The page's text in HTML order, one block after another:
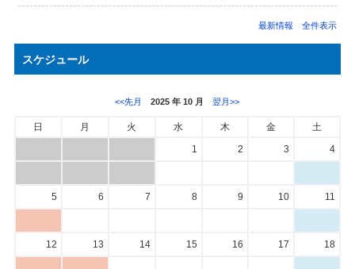
最新情報 全件表示
スケジュール
<<先月 2025 年 10 月 翌月>>
日 月 火 水 木 金
土
1
2 3 4
5 6 7 8 9 10 11
12 13 14 15 16 17 18